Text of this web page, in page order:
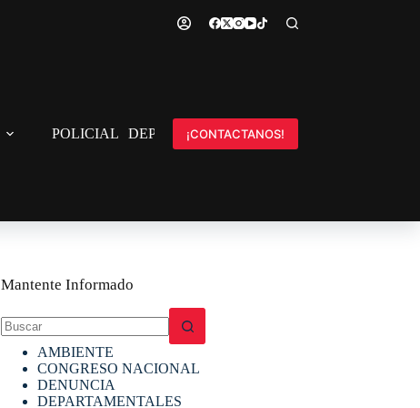
POLICIAL DEPORTES INTERNACIONAL
¡CONTACTANOS!
Mantente Informado
resultados
AMBIENTE
CONGRESO NACIONAL
DENUNCIA
DEPARTAMENTALES